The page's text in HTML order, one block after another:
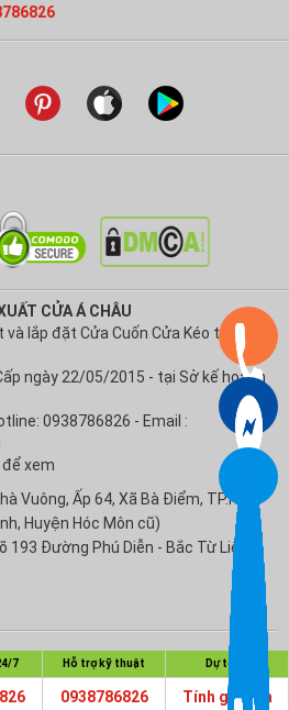
CỬA Á CHÂU
lắp đặt Cửa Cuốn Cửa Kéo tại Việt
ngày 22/05/2015 - tại Sở kế hoạch
0938786826 - Email :
xem
Vuông, Ấp 64, Xã Bà Điểm, TP.HCM
Huyện Hóc Môn cũ)
193 Đường Phú Diễn - Bắc Từ Liêm -
tin
7 Hỗ trợ kỹ thuật
0938786826
Dự toán
Tính giá cửa